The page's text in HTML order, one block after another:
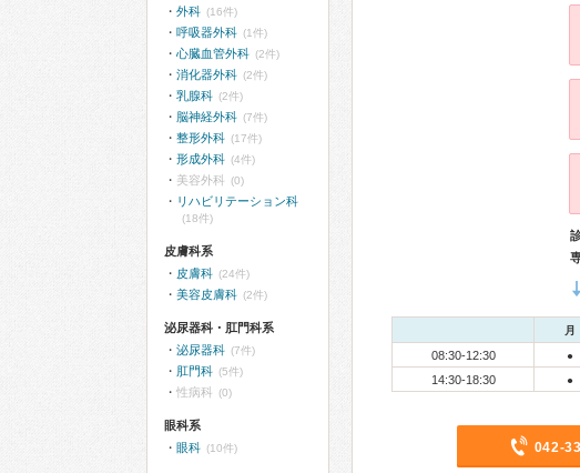
月
08:30-12:30 ●
14:30-18:30 ●
042-
外科 (16件)
呼吸器外科 (1件)
心臓血管外科 (2件)
消化器外科 (2件)
乳腺科 (2件)
脳神経外科 (7件)
整形外科 (17件)
形成外科 (4件)
美容外科 (0)
リハビリテーション科
(18件)
皮膚科系
皮膚科 (24件)
美容皮膚科 (2件)
泌尿器科・肛門科系
泌尿器科 (7件)
肛門科 (5件)
性病科 (0)
眼科系
眼科 (10件)